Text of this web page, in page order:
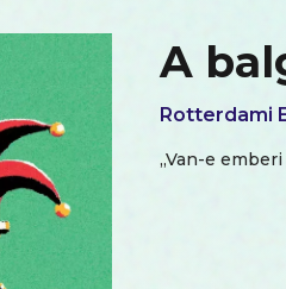
A
Rotterdami
„Van-e